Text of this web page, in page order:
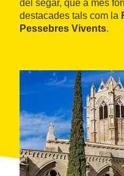
del segar, que a més
destacades tals com la
Pessebres Vivents.